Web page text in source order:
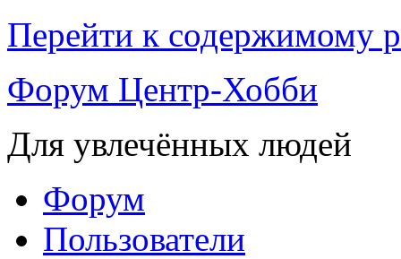
Перейти к содержимому
Форум Центр-Хобби
Для увлечённых людей
Форум
Пользователи